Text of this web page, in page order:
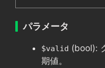
パラメータ
$valid (bool):
期値。